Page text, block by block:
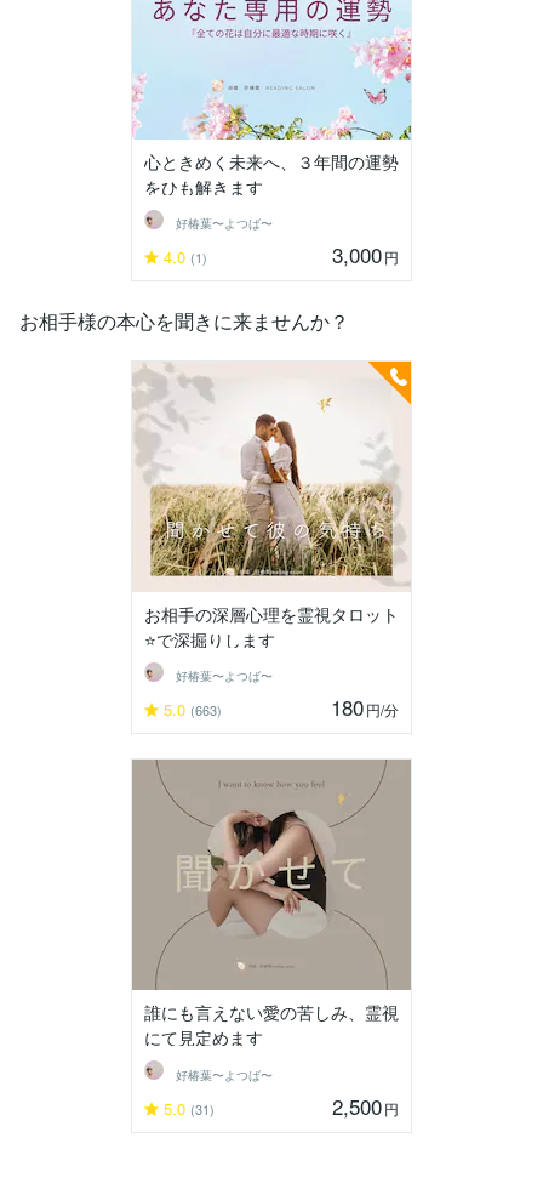
心ときめく未来へ、３年間の運勢
をひも解きます
好椿葉〜よつば〜
4.0 (1) 3,000円
お相手様の本心を聞きに来ませんか？
お相手の深層心理を霊視タロット
⭐️で深掘りします
好椿葉〜よつば〜
5.0 (663) 180円/分
誰にも言えない愛の苦しみ、霊視
にて見定めます
好椿葉〜よつば〜
5.0 (31) 2,500円